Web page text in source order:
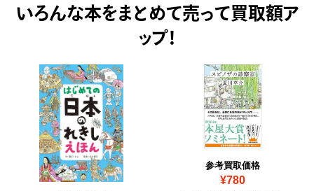
いろんな本をまとめて売って 買取額ア
ップ！
参考買取価格
¥780